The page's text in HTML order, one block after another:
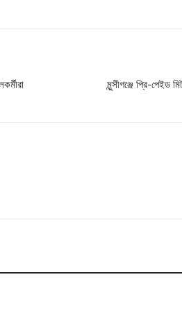
মুন্সীগঞ্জে প্রি-পেইড